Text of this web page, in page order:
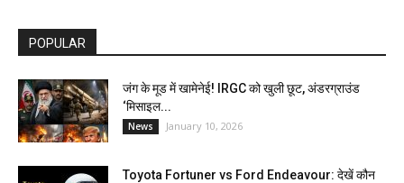
POPULAR
जंग के मूड में खामेनेई! IRGC को खुली छूट, अंडरग्राउंड
‘मिसाइल...
News January 10, 2026
Toyota Fortuner vs Ford Endeavour: देखें कौन